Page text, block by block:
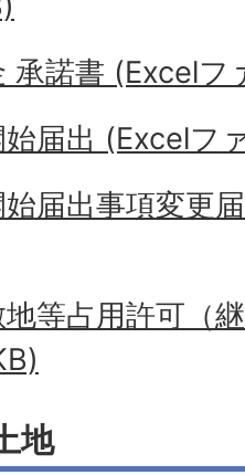
承諾書 (Excelフ
届出 (Excelフ
届出事項変更
等占用許可（
地